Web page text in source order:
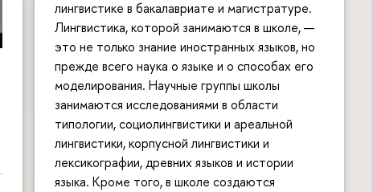
лингвистике в бакалавриате и магистратуре.
Лингвистика, которой занимаются в школе, —
это не только знание иностранных языков, но
прежде всего наука о языке и о способах его
моделирования. Научные группы школы
занимаются исследованиями в области
типологии, социолингвистики и ареальной
лингвистики, корпусной лингвистики и
лексикографии, древних языков и истории
языка. Кроме того, в школе создаются